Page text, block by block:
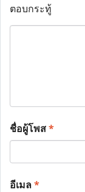
ตอบกระทู้
ชื่อผู้โพส*
อีเมล*